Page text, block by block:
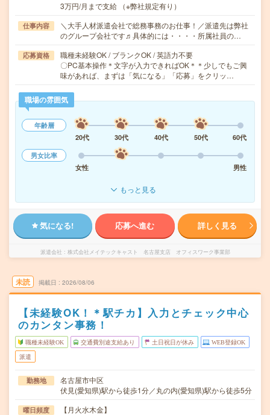
3万円/月まで支給 （※弊社規定有り）
仕事内容
＼大手人材派遣会社で総務事務のお仕事！／派遣先は弊社
のグループ会社です♬具体的には・・・・所属社員の…
応募資格
職種未経験OK / ブランクOK / 英語力不要
〇PC基本操作＊文字が入力できればOK＊＊少しでもご興
味があれば、まずは「気になる」「応募」をクリッ…
職場の雰囲気
年齢層
20代
30代 40代 50代
60代
男女比率
女性
男性
もっと見る
気になる! 応募へ進む 詳しく見る
派遣会社 株式会社メイテックキャスト 名古屋支店 オフィスワーク事業部
未読 掲載日 2026/08/06
【未経験OK！＊駅チカ】入力とチェック中心
のカンタン事務！
職種未経験OK 交通費別途支給あり 土日祝日が休み WEB登録OK
派遣
勤務地
名古屋市中区
伏見(愛知県)駅から徒歩1分／丸の内(愛知県)駅から徒歩5分
曜日頻度 【月火水木金】